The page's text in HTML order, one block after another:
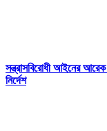
সন্ত্রাসবিরোধী আইনের
নির্দেশ